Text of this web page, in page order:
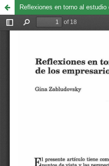
Reflexiones en torno al